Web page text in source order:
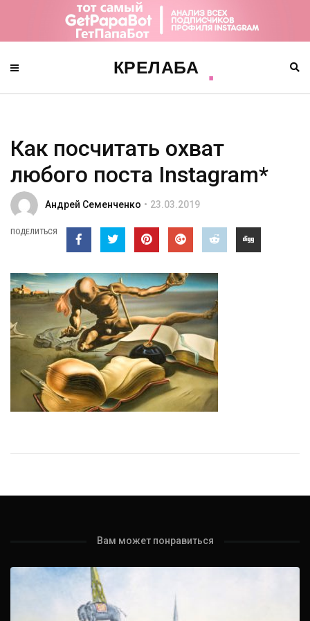
Как посчитать охват
любого поста Instagram*
Андрей Семенченко 23.03.2019
ПОДЕЛИТЬСЯ
Вам может понравиться